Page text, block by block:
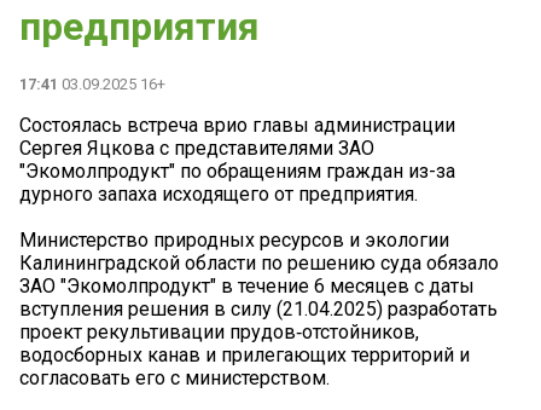
предприятия
17:41 03.09.2025 16+
Состоялась встреча врио главы администрации
Сергея Яцкова с представителями ЗАО
"Экомолпродукт" по обращениям граждан из-за
дурного запаха исходящего от предприятия.
Министерство природных ресурсов и экологии
Калининградской области по решению суда обязало
ЗАО "Экомолпродукт" в течение 6 месяцев с даты
вступления решения в силу (21.04.2025) разработать
проект рекультивации прудов‑отстойников,
водосборных канав и прилегающих территорий и
согласовать его с министерством.